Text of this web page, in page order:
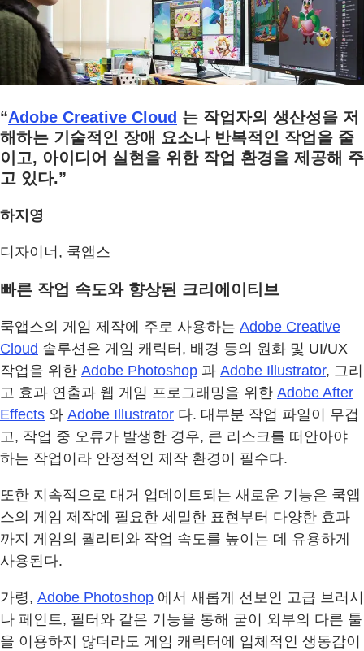
“Adobe Creative Cloud 는 작업자의 생산성을 저
해하는 기술적인 장애 요소나 반복적인 작업을 줄
이고, 아이디어 실현을 위한 작업 환경을 제공해 주
고 있다.”
하지영
디자이너, 쿡앱스
빠른 작업 속도와 향상된 크리에이티브
쿡앱스의 게임 제작에 주로 사용하는 Adobe Creative
Cloud 솔루션은 게임 캐릭터, 배경 등의 원화 및 UI/UX
작업을 위한 Adobe Photoshop 과 Adobe Illustrator, 그리
고 효과 연출과 웹 게임 프로그래밍을 위한 Adobe After
Effects 와 Adobe Illustrator 다. 대부분 작업 파일이 무겁
고, 작업 중 오류가 발생한 경우, 큰 리스크를 떠안아야
하는 작업이라 안정적인 제작 환경이 필수다.
또한 지속적으로 대거 업데이트되는 새로운 기능은 쿡앱
스의 게임 제작에 필요한 세밀한 표현부터 다양한 효과
까지 게임의 퀄리티와 작업 속도를 높이는 데 유용하게
사용된다.
가령, Adobe Photoshop 에서 새롭게 선보인 고급 브러시
나 페인트, 필터와 같은 기능을 통해 굳이 외부의 다른 툴
을 이용하지 않더라도 게임 캐릭터에 입체적인 생동감이